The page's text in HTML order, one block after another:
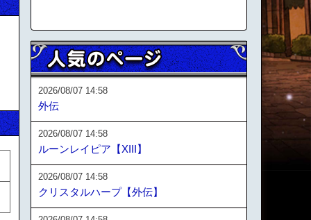
2026/08/07 14:58
外伝
2026/08/07 14:58
ルーンレイピア【XIII】
2026/08/07 14:58
クリスタルハープ【外伝】